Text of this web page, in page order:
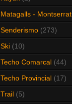
Matagalls - Montserrat
Senderismo (273)
Ski (10)
Techo Comarcal (44)
Techo Provincial (17)
Trail (5)